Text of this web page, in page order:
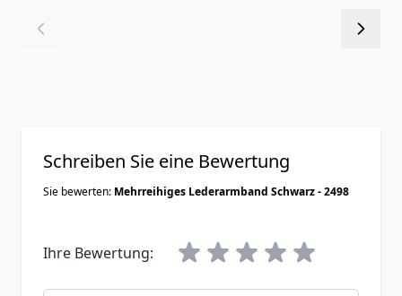
Schreiben Sie eine Bewertung
Sie bewerten: Mehrreihiges Lederarmband Schwarz - 2498
Ihre Bewertung: